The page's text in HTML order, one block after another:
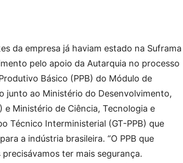
da empresa já haviam estado na Suframa
pelo apoio da Autarquia no processo
Básico (PPB) do Módulo de
junto ao Ministério do Desenvolvimento,
Ministério de Ciência, Tecnologia e
Técnico Interministerial (GT-PPB) que
a indústria brasileira. “O PPB que
ter mais segurança.